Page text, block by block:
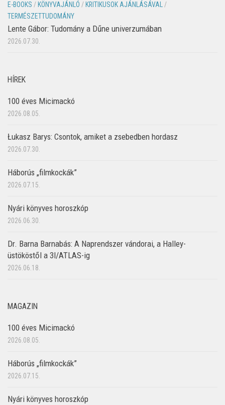
E-BOOKS / KÖNYVAJÁNLÓ / KRITIKUSOK AJÁNLÁSÁVAL
/
TERMÉSZETTUDOMÁNY
Lente Gábor: Tudomány a Dűne univerzumában
2026.07.30.
HÍREK
100 éves Micimackó
2026.08.05.
Łukasz Barys: Csontok, amiket a zsebedben hordasz
2026.07.30.
Háborús „filmkockák”
2026.07.15.
Nyári könyves horoszkóp
2026.06.30.
Dr. Barna Barnabás: A Naprendszer vándorai, a Halley-
üstököstől a 3I/ATLAS-ig
2026.06.18.
MAGAZIN
100 éves Micimackó
2026.08.05.
Háborús „filmkockák”
2026.07.15.
Nyári könyves horoszkóp